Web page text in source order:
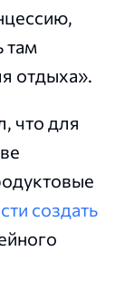
там
отдыха».
что для
создать